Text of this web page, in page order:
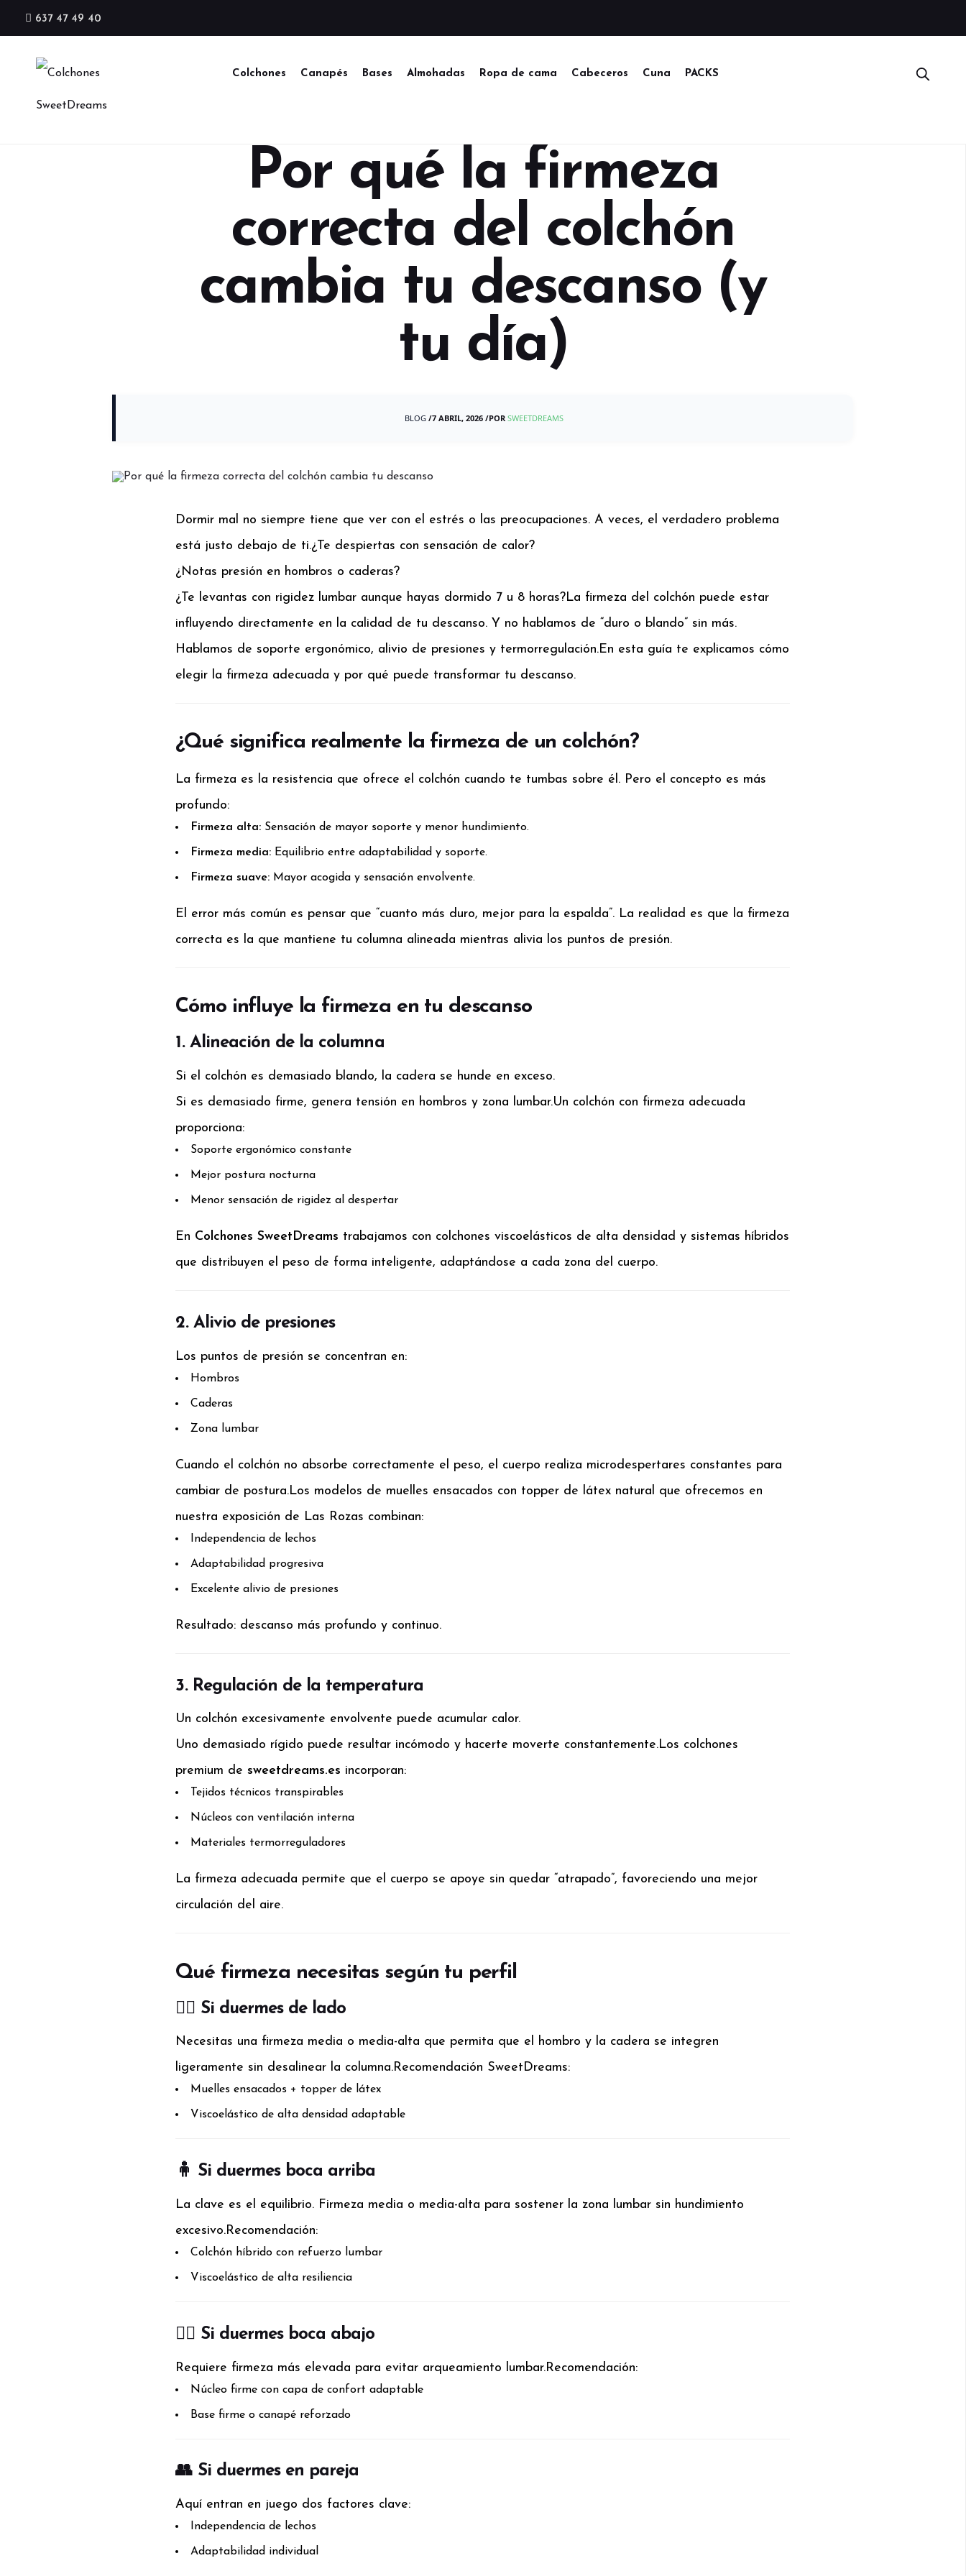
637 47 49 40
Colchones Canapés Bases Almohadas Ropa de cama Cabeceros Cuna PACKS
Por qué la firmeza
correcta del colchón
cambia tu descanso (y
tu día)
BLOG /7 ABRIL, 2026 /PORSWEETDREAMS
Dormir mal no siempre tiene que ver con el estrés o las preocupaciones. A veces, el verdadero problema
está justo debajo de ti.¿Te despiertas con sensación de calor?
¿Notas presión en hombros o caderas?
¿Te levantas con rigidez lumbar aunque hayas dormido 7 u 8 horas?La firmeza del colchón puede estar
influyendo directamente en la calidad de tu descanso. Y no hablamos de “duro o blando” sin más.
Hablamos de soporte ergonómico, alivio de presiones y termorregulación.En esta guía te explicamos cómo
elegir la firmeza adecuada y por qué puede transformar tu descanso.
¿Qué significa realmente la firmeza de un colchón?
La firmeza es la resistencia que ofrece el colchón cuando te tumbas sobre él. Pero el concepto es más
profundo:
Firmeza alta: Sensación de mayor soporte y menor hundimiento.
Firmeza media: Equilibrio entre adaptabilidad y soporte.
Firmeza suave: Mayor acogida y sensación envolvente.
El error más común es pensar que “cuanto más duro, mejor para la espalda”. La realidad es que la firmeza
correcta es la que mantiene tu columna alineada mientras alivia los puntos de presión.
Cómo influye la firmeza en tu descanso
1. Alineación de la columna
Si el colchón es demasiado blando, la cadera se hunde en exceso.
Si es demasiado firme, genera tensión en hombros y zona lumbar.Un colchón con firmeza adecuada
proporciona:
Soporte ergonómico constante
Mejor postura nocturna
Menor sensación de rigidez al despertar
En Colchones SweetDreams trabajamos con colchones viscoelásticos de alta densidad y sistemas híbridos
que distribuyen el peso de forma inteligente, adaptándose a cada zona del cuerpo.
2. Alivio de presiones
Los puntos de presión se concentran en:
Hombros
Caderas
Zona lumbar
Cuando el colchón no absorbe correctamente el peso, el cuerpo realiza microdespertares constantes para
cambiar de postura.Los modelos de muelles ensacados con topper de látex natural que ofrecemos en
nuestra exposición de Las Rozas combinan:
Independencia de lechos
Adaptabilidad progresiva
Excelente alivio de presiones
Resultado: descanso más profundo y continuo.
3. Regulación de la temperatura
Un colchón excesivamente envolvente puede acumular calor.
Uno demasiado rígido puede resultar incómodo y hacerte moverte constantemente.Los colchones
premium desweetdreams.es incorporan:
Tejidos técnicos transpirables
Núcleos con ventilación interna
Materiales termorreguladores
La firmeza adecuada permite que el cuerpo se apoye sin quedar “atrapado”, favoreciendo una mejor
circulación del aire.
Qué firmeza necesitas según tu perfil
🧍‍♂️ Si duermes de lado
Necesitas una firmeza media o media-alta que permita que el hombro y la cadera se integren
ligeramente sin desalinear la columna.Recomendación SweetDreams:
Muelles ensacados + topper de látex
Viscoelástico de alta densidad adaptable
🧍 Si duermes boca arriba
La clave es el equilibrio. Firmeza media o media-alta para sostener la zona lumbar sin hundimiento
excesivo.Recomendación:
Colchón híbrido con refuerzo lumbar
Viscoelástico de alta resiliencia
🧍‍♀️ Si duermes boca abajo
Requiere firmeza más elevada para evitar arqueamiento lumbar.Recomendación:
Núcleo firme con capa de confort adaptable
Base firme o canapé reforzado
👥 Si duermes en pareja
Aquí entran en juego dos factores clave:
Independencia de lechos
Adaptabilidad individual